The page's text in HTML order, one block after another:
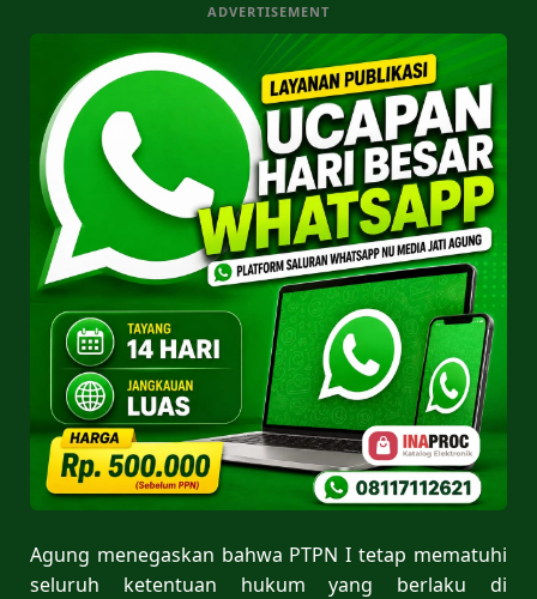
ADVERTISEMENT
Agung menegaskan bahwa PTPN I tetap mematuhi
seluruh ketentuan hukum yang berlaku di